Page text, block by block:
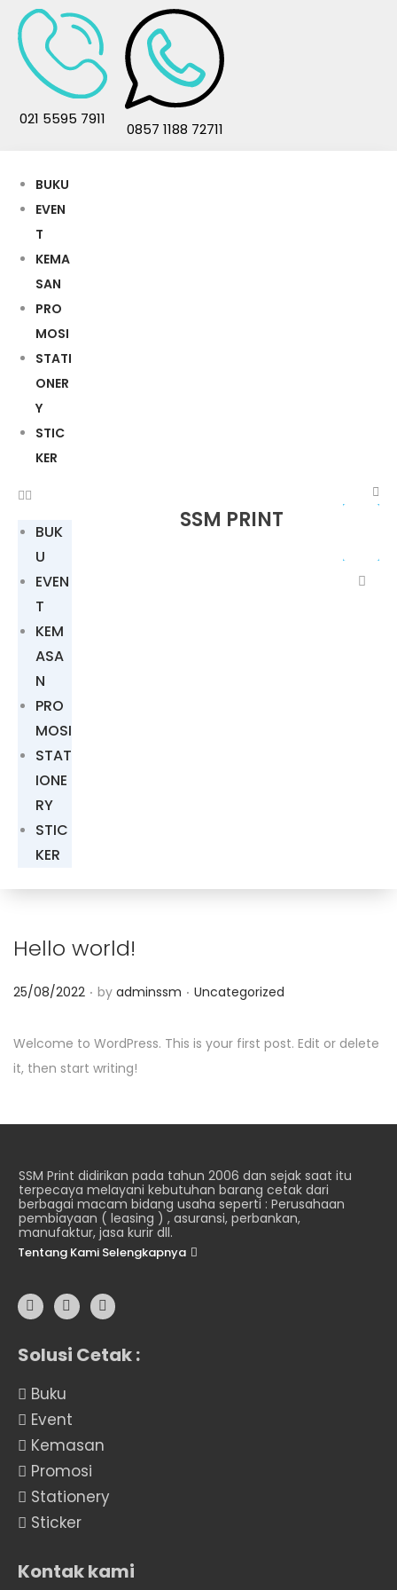
021 5595 7911
0857 1188 72711
BUKU
EVEN
T
KEMA
SAN
PRO
MOSI
STATI
ONER
Y
STIC
KER
BUK
U
EVEN
T
KEM
ASA
N
PRO
MOSI
STAT
IONE
RY
STIC
KER
SSM PRINT
Hello world!
P
s
t
25/08/2022 . by adminssm . P
s
Uncategorized
Welcome to WordPress. This is your first post. Edit or delete
it, then start writing!
SSM Print didirikan pada tahun 2006 dan sejak saat itu
terpecaya melayani kebutuhan barang cetak dari
berbagai macam bidang usaha seperti : Perusahaan
pembiayaan ( leasing ) , asuransi, perbankan,
manufaktur, jasa kurir dll.
Tentang Kami Selengkapnya
Solusi Cetak :
Buku
Event
Kemasan
Promosi
Stationery
Sticker
Kontak kami